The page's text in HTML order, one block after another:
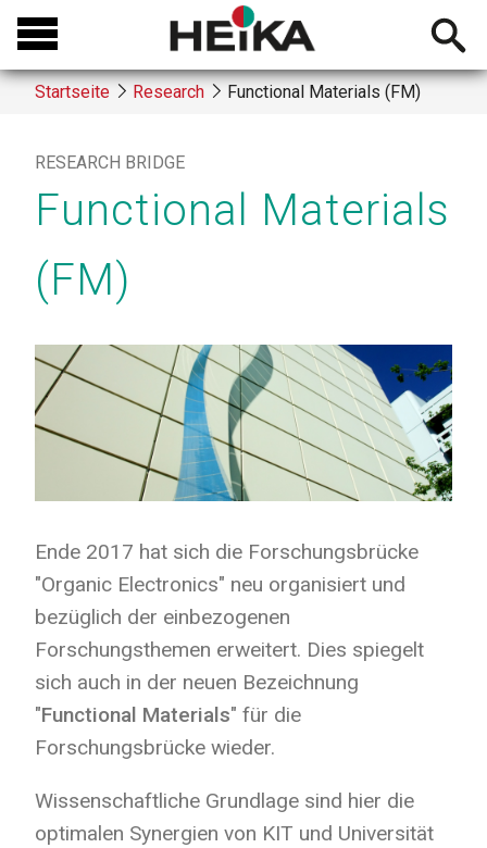
Direkt
zum
Inhalt
Open
Breadcrumb
Startseite Research Functional Materials (FM)
RESEARCH BRIDGE
Functional Materials
(FM)
Ende 2017 hat sich die Forschungsbrücke
"Organic Electronics" neu organisiert und
bezüglich der einbezogenen
Forschungsthemen erweitert. Dies spiegelt
sich auch in der neuen Bezeichnung
"Functional Materials" für die
Forschungsbrücke wieder.
Wissenschaftliche Grundlage sind hier die
optimalen Synergien von KIT und Universität